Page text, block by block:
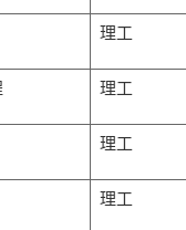
理工
理工
理工
理工